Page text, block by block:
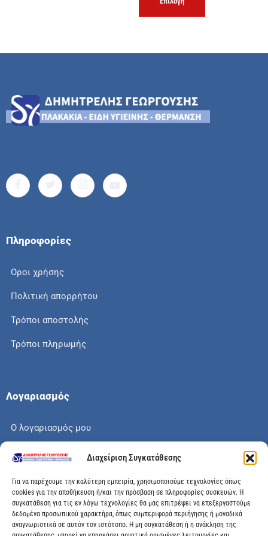
Διαχείριση Συγκατάθεσης
Για να παρέχουμε την καλύτερη εμπειρία, χρησιμοποιούμε τεχνολογίες όπως
cookies για την αποθήκευση ή/και την πρόσβαση σε πληροφορίες συσκευών. Η
συγκατάθεση για τις εν λόγω τεχνολογίες θα μας επιτρέψει να επεξεργαστούμε
δεδομένα προσωπικού χαρακτήρα, όπως συμπεριφορά περιήγησης ή μοναδικά
αναγνωριστικά σε αυτόν τον ιστότοπο. Η μη συγκατάθεση ή η ανάκληση της
Πληροφορίες
Οροι χρήσης
Πολιτική απορρήτου
Τρόποι αποστολής
Τρόποι πληρωμής
Λογαριασμός
Ο λογαριασμός μου
Το καλάθι μου
Check out
Διεύθυνση